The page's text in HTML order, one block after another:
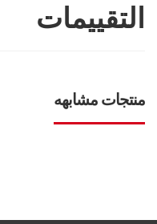
التقييمات
منتجات مشابهه